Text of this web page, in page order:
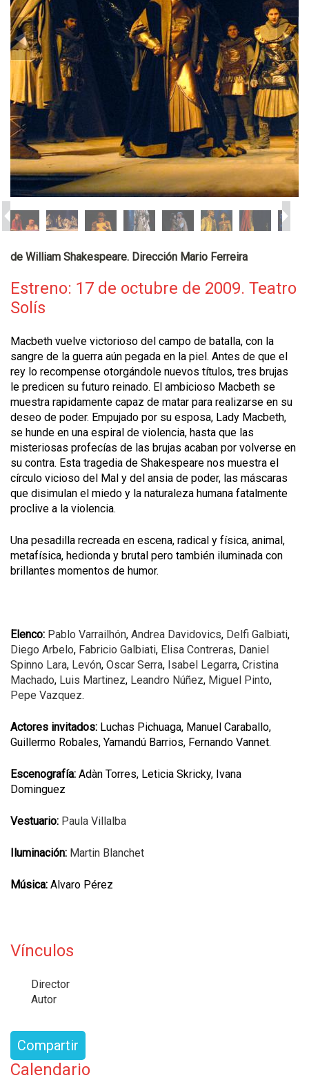
de William Shakespeare. Dirección Mario Ferreira
Estreno: 17 de octubre de 2009. Teatro
Solís
Macbeth vuelve victorioso del campo de batalla, con la
sangre de la guerra aún pegada en la piel. Antes de que el
rey lo recompense otorgándole nuevos títulos, tres brujas
le predicen su futuro reinado. El ambicioso Macbeth se
muestra rapidamente capaz de matar para realizarse en su
deseo de poder. Empujado por su esposa, Lady Macbeth,
se hunde en una espiral de violencia, hasta que las
misteriosas profecías de las brujas acaban por volverse en
su contra. Esta tragedia de Shakespeare nos muestra el
círculo vicioso del Mal y del ansia de poder, las máscaras
que disimulan el miedo y la naturaleza humana fatalmente
proclive a la violencia.
Una pesadilla recreada en escena, radical y física, animal,
metafísica, hedionda y brutal pero también iluminada con
brillantes momentos de humor.
Elenco: Pablo Varrailhón, Andrea Davidovics, Delfi Galbiati,
Diego Arbelo, Fabricio Galbiati, Elisa Contreras, Daniel
Spinno Lara, Levón, Oscar Serra, Isabel Legarra, Cristina
Machado, Luis Martinez, Leandro Núñez, Miguel Pinto,
Pepe Vazquez.
Actores invitados: Luchas Pichuaga, Manuel Caraballo,
Guillermo Robales, Yamandú Barrios, Fernando Vannet.
Escenografía: Adàn Torres, Leticia Skricky, Ivana
Dominguez
Vestuario: Paula Villalba
Iluminación: Martin Blanchet
Música: Alvaro Pérez
Vínculos
Director
Autor
Compartir
Calendario